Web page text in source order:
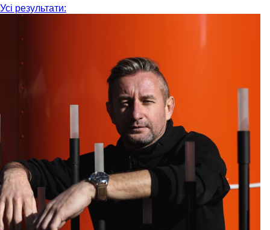
Усі результати: